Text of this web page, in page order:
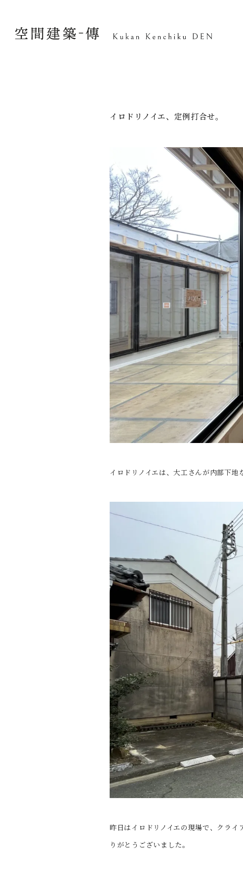
イロドリノイエ、定例打合せ。
イロドリノイエは、大工さんが内部下地
昨日はイロドリノイエの現場で、クラ
りがとうございました。